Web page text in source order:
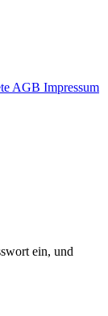
AGB Impressum
ein, und